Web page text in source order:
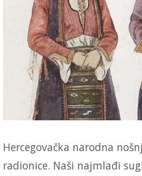
Hercegovačka narodna
radionice. Naši najmlađi